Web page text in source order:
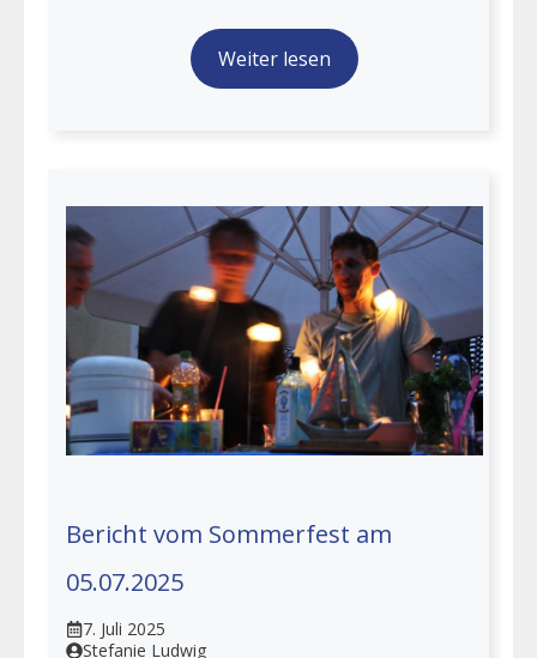
Weiter lesen
Bericht vom Sommerfest am
05.07.2025
7. Juli 2025
Stefanie Ludwig